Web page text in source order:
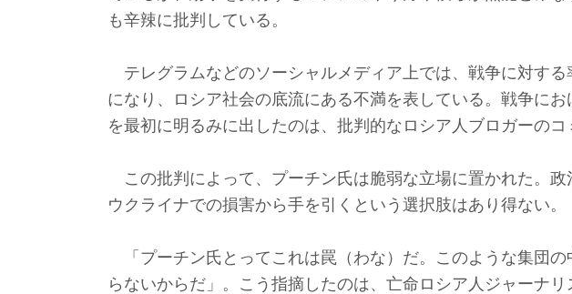
も辛辣に批判している。
テレグラムなどのソーシャルメディア上では、戦争に対する
になり、ロシア社会の底流にある不満を表している。戦争にお
を最初に明るみに出したのは、批判的なロシア人ブロガーのコ
この批判によって、プーチン氏は脆弱な立場に置かれた。政
ウクライナでの損害から手を引くという選択肢はあり得ない。
「プーチン氏とってこれは罠（わな）だ。このような集団の
らないからだ」。こう指摘したのは、亡命ロシア人ジャーナ